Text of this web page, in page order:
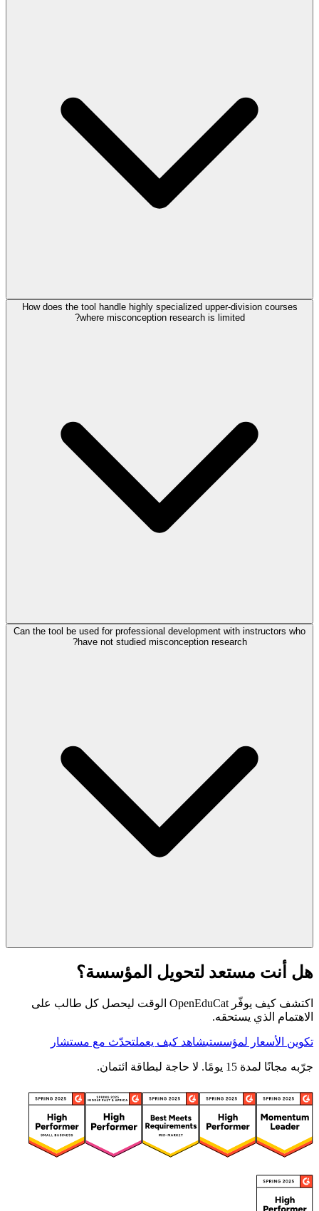
How does the tool handle highly specialized upper-division courses
where misconception research is limited?
Can the tool be used for professional development with instructors who
have not studied misconception research?
هل أنت مستعد لتحويل المؤسسة؟
اكتشف كيف يوفّر OpenEduCat الوقت ليحصل كل طالب على
الاهتمام الذي يستحقه.
تكوين الأسعار لمؤسستيشاهد كيف يعملتحدّث مع مستشار
جرّبه مجانًا لمدة 15 يومًا. لا حاجة لبطاقة ائتمان.